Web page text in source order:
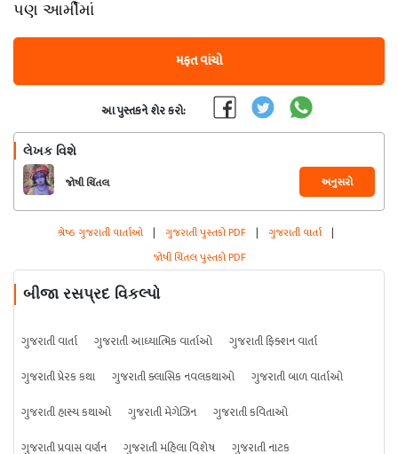
પણ આર્મીમાં
મફત વાંચો
આ પુસ્તકને શેર કરો:
લેખક વિશે
જોષી ચિંતલ અનુસરો
શ્રેષ્ઠ ગુજરાતી વાર્તાઓ | ગુજરાતી પુસ્તકો PDF | ગુજરાતી વાર્તા |
જોષી ચિંતલ પુસ્તકો PDF
બીજા રસપ્રદ વિકલ્પો
ગુજરાતી વાર્તા ગુજરાતી આધ્યાત્મિક વાર્તાઓ
ગુજરાતી ફિક્શન વાર્તા
ગુજરાતી પ્રેરક કથા
ગુજરાતી ક્લાસિક નવલકથાઓ
ગુજરાતી બાળ વાર્તાઓ
ગુજરાતી હાસ્ય કથાઓ
ગુજરાતી મેગેઝિન
ગુજરાતી કવિતાઓ
ગુજરાતી પ્રવાસ વર્ણન
ગુજરાતી મહિલા વિશેષ ગુજરાતી નાટક